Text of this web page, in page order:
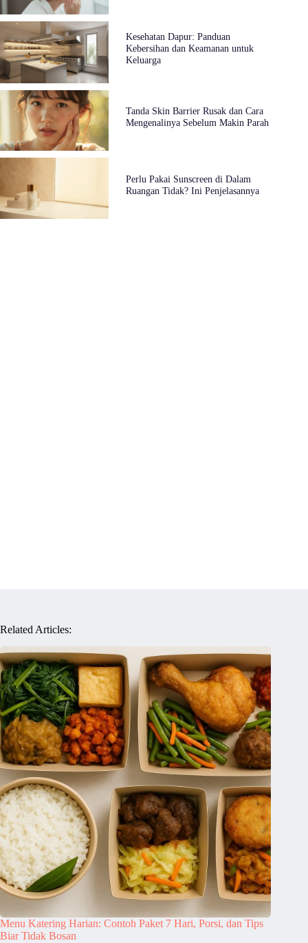
Kesehatan Dapur: Panduan
Kebersihan dan Keamanan untuk
Keluarga
Tanda Skin Barrier Rusak dan Cara
Mengenalinya Sebelum Makin Parah
Perlu Pakai Sunscreen di Dalam
Ruangan Tidak? Ini Penjelasannya
Related Articles:
Menu Katering Harian: Contoh Paket 7 Hari, Porsi, dan Tips
Biar Tidak Bosan